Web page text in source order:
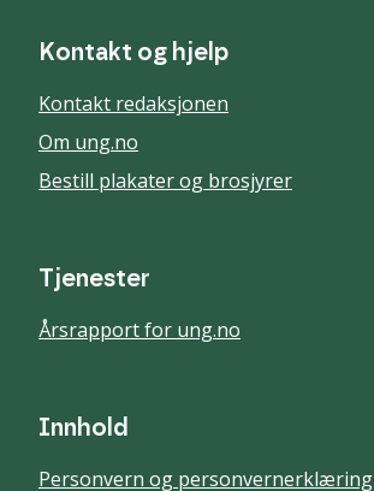
Kontakt og hjelp
Kontakt redaksjonen
Om ung.no
Bestill plakater og brosjyrer
Tjenester
Årsrapport for ung.no
Innhold
Personvern og personvernerklæring